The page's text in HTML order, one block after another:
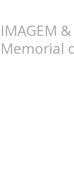
IMAGEM
Memorial